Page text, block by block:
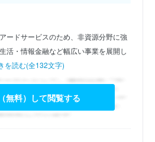
ードサービスのため、非資源分野に強
活・情報金融など幅広い事業を展開し
を読む(全132文字)
無料）して閲覧する